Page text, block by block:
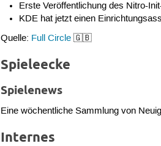
Erste Veröffentlichung des Nitro-
KDE hat jetzt einen
Quelle: Full Circle 🇬🇧
Spieleecke
Spielenews
Eine wöchentliche Sammlung von
Internes